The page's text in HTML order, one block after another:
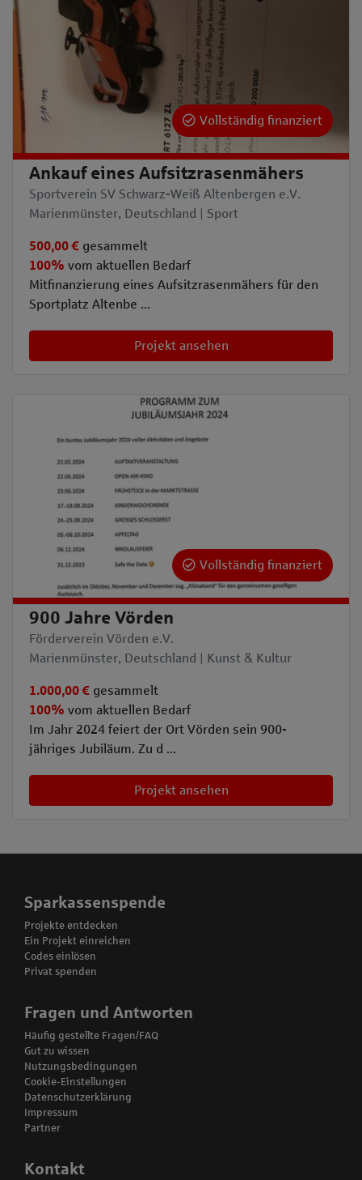
Vollständig finanziert
Ankauf eines Aufsitzrasenmähers
Sportverein SV Schwarz-Weiß Altenbergen e.V.
Marienmünster, Deutschland | Sport
500,00 € gesammelt
100% vom aktuellen Bedarf
Mitfinanzierung eines Aufsitzrasenmähers für den
Sportplatz Altenbe ...
Projekt ansehen
Vollständig finanziert
900 Jahre Vörden
Förderverein Vörden e.V.
Marienmünster, Deutschland | Kunst & Kultur
1.000,00 € gesammelt
100% vom aktuellen Bedarf
Im Jahr 2024 feiert der Ort Vörden sein 900-
jähriges Jubiläum. Zu d ...
Projekt ansehen
Sparkassenspende
Projekte entdecken
Ein Projekt einreichen
Codes einlösen
Privat spenden
Fragen und Antworten
Häufig gestellte Fragen/FAQ
Gut zu wissen
Nutzungsbedingungen
Cookie-Einstellungen
Datenschutzerklärung
Impressum
Partner
Kontakt